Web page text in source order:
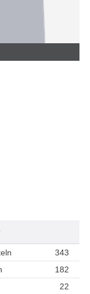
343
182
22